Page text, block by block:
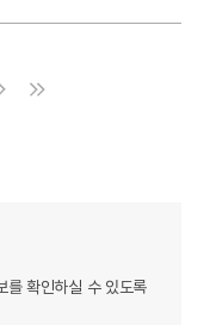
를확인하실 수 있도록